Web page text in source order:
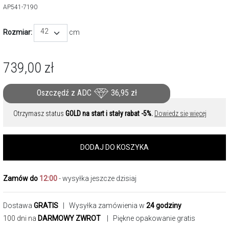
AP541-7190
Rozmiar: 42 cm
739,00 zł
Oszczędź z ADC 36,95 zł
Otrzymasz status GOLD na start i stały rabat -5%. Dowiedz się więcej
DODAJ DO KOSZYKA
Zamów do 12:00- wysyłka jeszcze dzisiaj
Dostawa GRATIS | Wysyłka zamówienia w 24 godziny
100 dni na DARMOWY ZWROT | Piękne opakowanie gratis